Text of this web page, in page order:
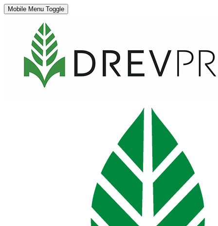
Mobile Menu Toggle